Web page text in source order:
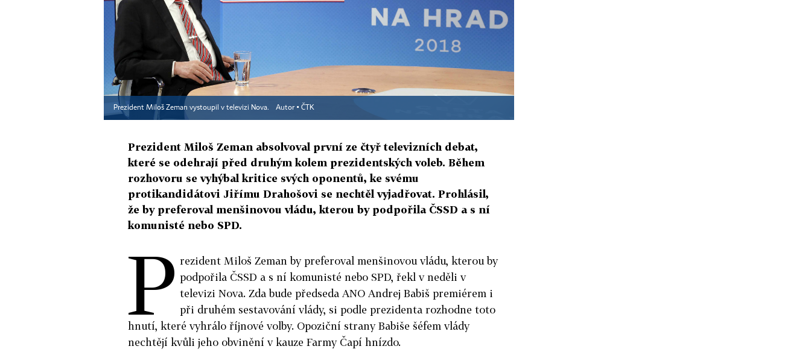
Prezident Miloš Zeman vystoupil v televizi Nova. Autor ▪ ČTK
Prezident Miloš Zeman absolvoval první ze čtyř televizních debat,
které se odehrají před druhým kolem prezidentských voleb. Během
rozhovoru se vyhýbal kritice svých oponentů, ke svému
protikandidátovi Jiřímu Drahošovi se nechtěl vyjadřovat. Prohlásil,
že by preferoval menšinovou vládu, kterou by podpořila ČSSD a s ní
komunisté nebo SPD.
P rezident Miloš Zeman by preferoval menšinovou vládu, kterou by
podpořila ČSSD a s ní komunisté nebo SPD, řekl v neděli v
televizi Nova. Zda bude předseda ANO Andrej Babiš premiérem i
při druhém sestavování vlády, si podle prezidenta rozhodne toto
hnutí, které vyhrálo říjnové volby. Opoziční strany Babiše šéfem vlády
nechtějí kvůli jeho obvinění v kauze Farmy Čapí hnízdo.